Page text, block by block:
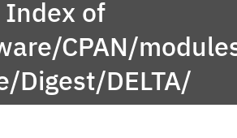
Index of
CPAN/
Digest/DELTA/